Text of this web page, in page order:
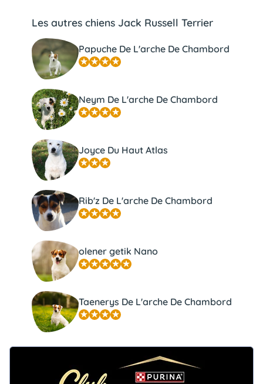
Les autres chiens Jack Russell Terrier
Papuche De L'arche De Chambord
Neym De L'arche De Chambord
Joyce Du Haut Atlas
Rib'z De L'arche De Chambord
olener getik Nano
Taenerys De L'arche De Chambord